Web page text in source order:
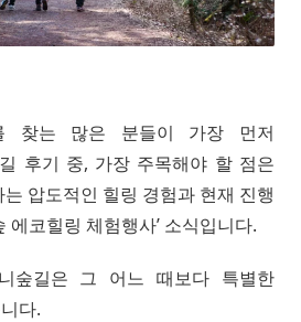
찾는 많은 분들이 가장 먼저
후기 중, 가장 주목해야 할 점은
압도적인 힐링 경험과 현재 진행
에코힐링 체험행사’ 소식입니다.
숲길은 그 어느 때보다 특별한
다.